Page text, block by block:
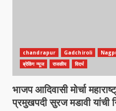
chandrapur Gadchiroli
ब्रेकिंग न्यूज
राजकीय विदर्भ
भाजप आदिवासी मोर्चा
प्रमुखपदी सुरज मडावी यांची